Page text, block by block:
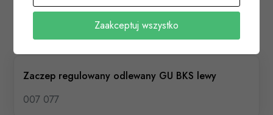
Zaczep regulowany odlewany GU BKS lewy
007 077
Zaakceptuj wszystko